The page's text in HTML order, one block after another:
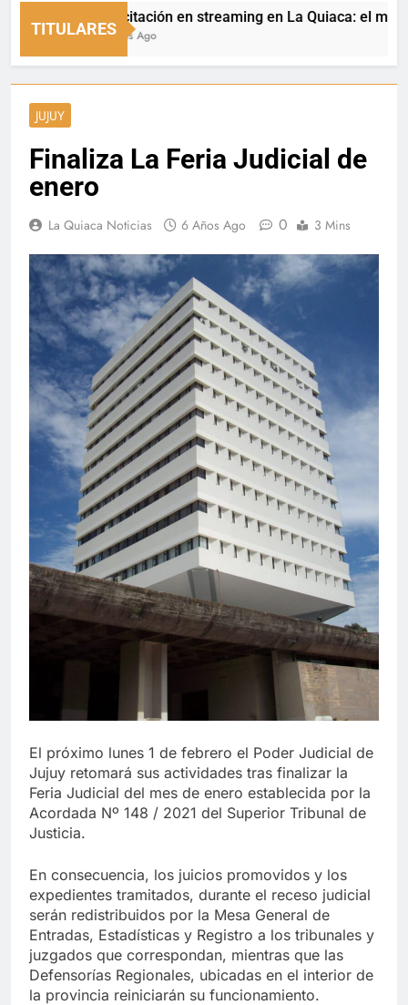
TITULARES
Capacitación en streaming en La Quiaca: el
10 Horas Ago
JUJUY
Finaliza La Feria Judicial de
enero
La Quiaca Noticias 6 Años Ago 0 3 Mins
El próximo lunes 1 de febrero el Poder Judicial de
Jujuy retomará sus actividades tras finalizar la
Feria Judicial del mes de enero establecida por la
Acordada Nº 148 / 2021 del Superior Tribunal de
Justicia.
En consecuencia, los juicios promovidos y los
expedientes tramitados, durante el receso judicial
serán redistribuidos por la Mesa General de
Entradas, Estadísticas y Registro a los tribunales y
juzgados que correspondan, mientras que las
Defensorías Regionales, ubicadas en el interior de
la provincia reiniciarán su funcionamiento.